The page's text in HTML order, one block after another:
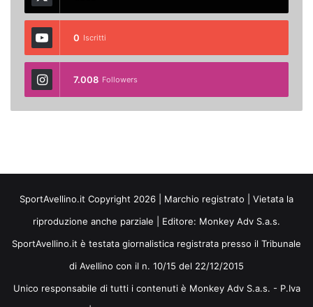
0 Iscritti
7.008 Followers
SportAvellino.it Copyright 2026 | Marchio registrato | Vietata la
riproduzione anche parziale | Editore: Monkey Adv S.a.s.
SportAvellino.it è testata giornalistica registrata presso il Tribunale
di Avellino con il n. 10/15 del 22/12/2015
Unico responsabile di tutti i contenuti è Monkey Adv S.a.s. - P.Iva